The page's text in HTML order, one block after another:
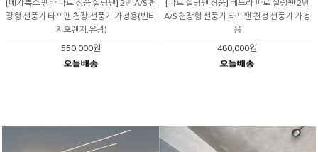
[메가룩스 펨바 파로 정품 실링팬] 2년 A/S 천
장형 선풍기 타프팬 천장 선풍기 가정용(빈티
지오렌지,유광)
550,000원
[파로 실링팬 정품] 베드라 파로 실링팬 2년
A/S 천장형 선풍기 타프팬 천정 선풍기 가정
용
480,000원